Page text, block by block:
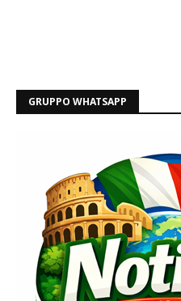
GRUPPO WHATSAPP